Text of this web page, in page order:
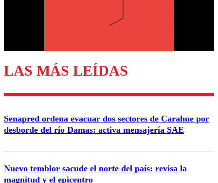
Enviar comentario
LAS MÁS LEÍDAS
Senapred ordena evacuar dos sectores de Carahue por
desborde del río Damas: activa mensajería SAE
Nuevo temblor sacude el norte del país: revisa la
magnitud y el epicentro